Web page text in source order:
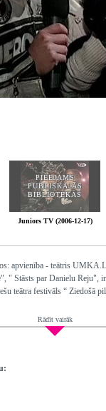
PIEEJAMS
PUBLISKAJĀS
BIBLIOTĒKĀS
Juniors TV (2006-12-17)
apvienība - teātris
" Stāsts par Danielu Reju",
teātra festivāls “ Ziedošā
Feldbergs Mārcis, Ikstena
Rādīt vairāk